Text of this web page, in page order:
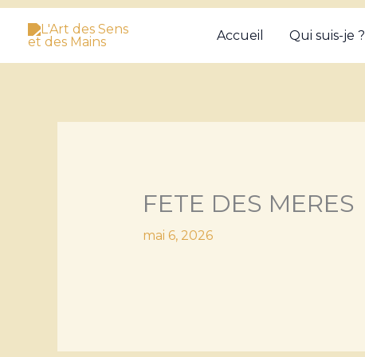
contenu
Accueil Qui suis-je ?
FETE DES MERES
mai 6, 2026